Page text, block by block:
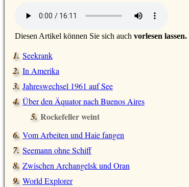
Diesen Artikel können Sie sich auch vorlesen lassen.
Seekrank
In Amerika
Jahreswechsel 1961 auf See
Über den Äquator nach Buenos Aires
Rockefeller weint
Vom Arbeiten und Haie fangen
Seemann ohne Schiff
Zwischen Archangelsk und Oran
World Explorer